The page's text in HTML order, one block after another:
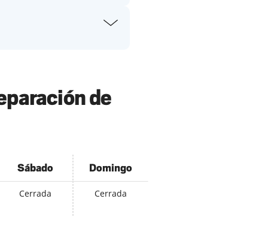
de
Sábado
Cerrada
Domingo
Cerrada